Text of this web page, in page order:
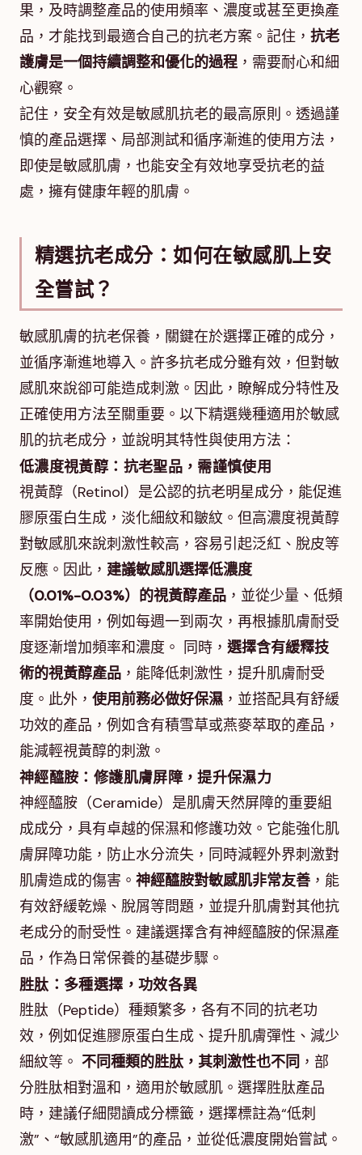
果，及時調整產品的使用頻率、濃度或甚至更換產
品，才能找到最適合自己的抗老方案。記住， 抗老
護膚是一個持續調整和優化的過程 ，需要耐心和細
心觀察。
記住，安全有效是敏感肌抗老的最高原則。透過謹
慎的產品選擇、局部測試和循序漸進的使用方法，
即使是敏感肌膚，也能安全有效地享受抗老的益
處，擁有健康年輕的肌膚。
精選抗老成分：如何在敏感肌上安
全嘗試？
敏感肌膚的抗老保養，關鍵在於選擇正確的成分，
並循序漸進地導入。許多抗老成分雖有效，但對敏
感肌來說卻可能造成刺激。因此，瞭解成分特性及
正確使用方法至關重要。以下精選幾種適用於敏感
肌的抗老成分，並說明其特性與使用方法：
低濃度視黃醇：抗老聖品，需謹慎使用
視黃醇（Retinol）是公認的抗老明星成分，能促進
膠原蛋白生成，淡化細紋和皺紋。但高濃度視黃醇
對敏感肌來說刺激性較高，容易引起泛紅、脫皮等
反應。因此， 建議敏感肌選擇低濃度
（0.01%-0.03%）的視黃醇產品 ，並從少量、低頻
率開始使用，例如每週一到兩次，再根據肌膚耐受
度逐漸增加頻率和濃度。 同時， 選擇含有緩釋技
術的視黃醇產品 ，能降低刺激性，提升肌膚耐受
度。此外， 使用前務必做好保濕 ，並搭配具有舒緩
功效的產品，例如含有積雪草或燕麥萃取的產品，
能減輕視黃醇的刺激。
神經醯胺：修護肌膚屏障，提升保濕力
神經醯胺（Ceramide）是肌膚天然屏障的重要組
成成分，具有卓越的保濕和修護功效。它能強化肌
膚屏障功能，防止水分流失，同時減輕外界刺激對
肌膚造成的傷害。 神經醯胺對敏感肌非常友善 ，能
有效舒緩乾燥、脫屑等問題，並提升肌膚對其他抗
老成分的耐受性。建議選擇含有神經醯胺的保濕產
品，作為日常保養的基礎步驟。
胜肽：多種選擇，功效各異
胜肽（Peptide）種類繁多，各有不同的抗老功
效，例如促進膠原蛋白生成、提升肌膚彈性、減少
細紋等。 不同種類的胜肽，其刺激性也不同 ，部
分胜肽相對溫和，適用於敏感肌。選擇胜肽產品
時，建議仔細閱讀成分標籤，選擇標註為“低刺
激”、“敏感肌適用”的產品，並從低濃度開始嘗試。